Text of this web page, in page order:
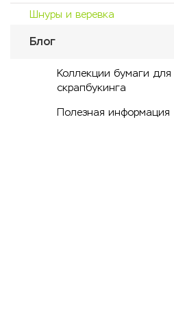
Шнуры и веревка
Блог
Коллекции бумаги для
скрапбукинга
Полезная информация